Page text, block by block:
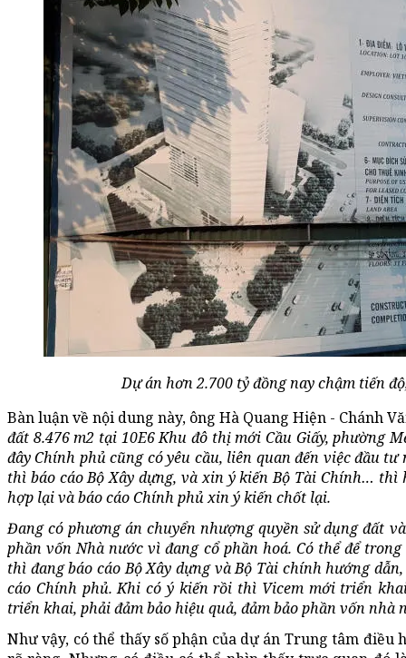
Dự án hơn 2.700 tỷ đồng nay chậm tiến
Bàn luận về nội dung này, ông Hà Quang Hiện - Chánh
đất 8.476 m2 tại 10E6 Khu đô thị mới Cầu Giấy, phường
đây Chính phủ cũng có yêu cầu, liên quan đến việc đầu
thì báo cáo Bộ Xây dựng, và xin ý kiến Bộ Tài Chính… thì
hợp lại và báo cáo Chính phủ xin ý kiến chốt lại.
Đang có phương án chuyển nhượng quyền sử dụng đất
phần vốn Nhà nước vì đang cổ phần hoá. Có thể để
thì đang báo cáo Bộ Xây dựng và Bộ Tài chính hướng
cáo Chính phủ. Khi có ý kiến rồi thì Vicem mới triển
triển khai, phải đảm bảo hiệu quả, đảm bảo phần vốn nhà
Như vậy, có thể thấy số phận của dự án Trung tâm điều